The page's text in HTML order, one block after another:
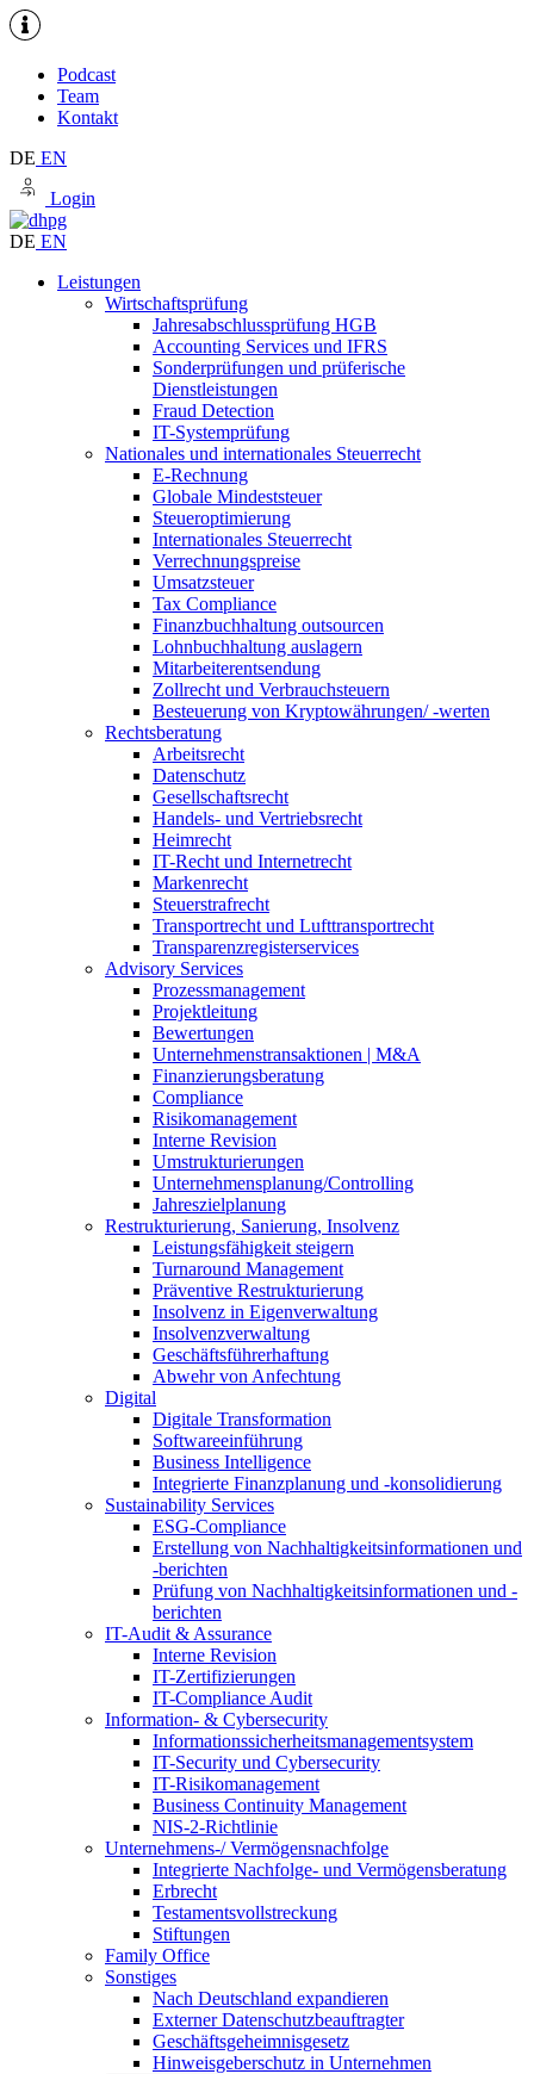
Podcast
Team
Kontakt
DE EN
Login
DE EN
Leistungen
Wirtschaftsprüfung
Jahresabschlussprüfung HGB
Accounting Services und IFRS
Sonderprüfungen und prüferische
Dienstleistungen
Fraud Detection
IT-Systemprüfung
Nationales und internationales Steuerrecht
E-Rechnung
Globale Mindeststeuer
Steueroptimierung
Internationales Steuerrecht
Verrechnungspreise
Umsatzsteuer
Tax Compliance
Finanzbuchhaltung outsourcen
Lohnbuchhaltung auslagern
Mitarbeiterentsendung
Zollrecht und Verbrauchsteuern
Besteuerung von Kryptowährungen/ -werten
Rechtsberatung
Arbeitsrecht
Datenschutz
Gesellschaftsrecht
Handels- und Vertriebsrecht
Heimrecht
IT-Recht und Internetrecht
Markenrecht
Steuerstrafrecht
Transportrecht und Lufttransportrecht
Transparenzregisterservices
Advisory Services
Prozessmanagement
Projektleitung
Bewertungen
Unternehmenstransaktionen | M&A
Finanzierungsberatung
Compliance
Risikomanagement
Interne Revision
Umstrukturierungen
Unternehmensplanung/Controlling
Jahreszielplanung
Restrukturierung, Sanierung, Insolvenz
Leistungsfähigkeit steigern
Turnaround Management
Präventive Restrukturierung
Insolvenz in Eigenverwaltung
Insolvenzverwaltung
Geschäftsführerhaftung
Abwehr von Anfechtung
Digital
Digitale Transformation
Softwareeinführung
Business Intelligence
Integrierte Finanzplanung und -konsolidierung
Sustainability Services
ESG-Compliance
Erstellung von Nachhaltigkeitsinformationen und
-berichten
Prüfung von Nachhaltigkeitsinformationen und -
berichten
IT-Audit & Assurance
Interne Revision
IT-Zertifizierungen
IT-Compliance Audit
Information- & Cybersecurity
Informationssicherheitsmanagementsystem
IT-Security und Cybersecurity
IT-Risikomanagement
Business Continuity Management
NIS-2-Richtlinie
Unternehmens-/Vermögensnachfolge
Integrierte Nachfolge- und Vermögensberatung
Erbrecht
Testamentsvollstreckung
Stiftungen
Family Office
Sonstiges
Nach Deutschland expandieren
Externer Datenschutzbeauftragter
Geschäftsgeheimnisgesetz
Hinweisgeberschutz in Unternehmen